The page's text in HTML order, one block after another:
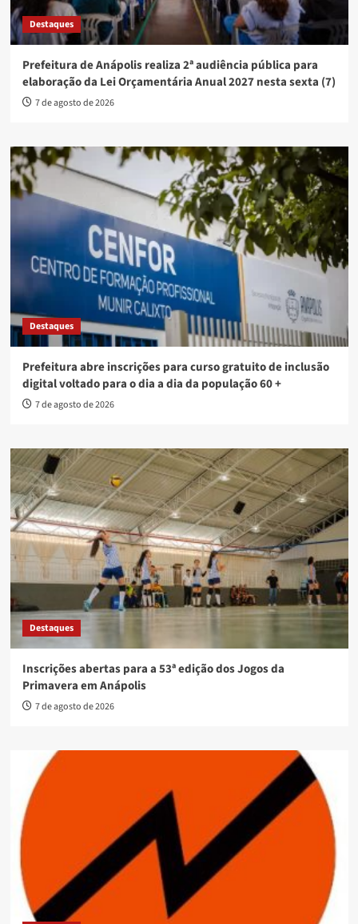
Destaques
Prefeitura de Anápolis realiza 2ª audiência pública para
elaboração da Lei Orçamentária Anual 2027 nesta sexta (7)
7 de agosto de 2026
Destaques
Prefeitura abre inscrições para curso gratuito de inclusão
digital voltado para o dia a dia da população 60 +
7 de agosto de 2026
Destaques
Inscrições abertas para a 53ª edição dos Jogos da
Primavera em Anápolis
7 de agosto de 2026